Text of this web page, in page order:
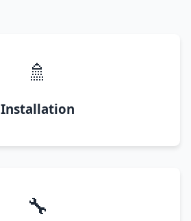
🚿
Installation
🔧